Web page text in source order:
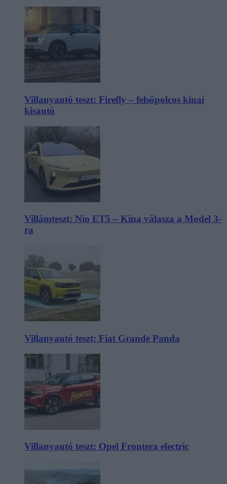
Villanyautó teszt: Firefly – felsőpolcos kínai
kisautó
Villámteszt: Nio ET5 – Kína válasza a Model 3-
ra
Villanyautó teszt: Fiat Grande Panda
Villanyautó teszt: Opel Frontera electric